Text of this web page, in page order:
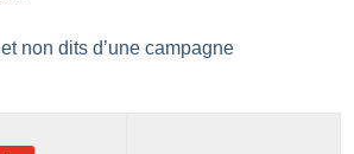
non dits d’une campagne